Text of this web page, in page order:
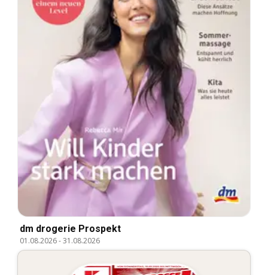
dm drogerie Prospekt
01.08.2026-31.08.2026